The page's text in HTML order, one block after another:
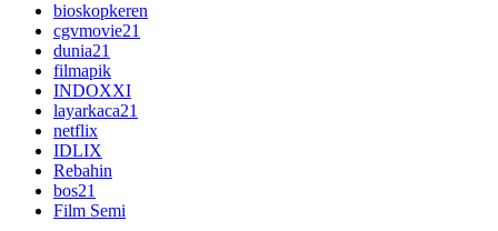
bioskopkeren
cgvmovie21
dunia21
filmapik
INDOXXI
layarkaca21
netflix
IDLIX
Rebahin
bos21
Film Semi